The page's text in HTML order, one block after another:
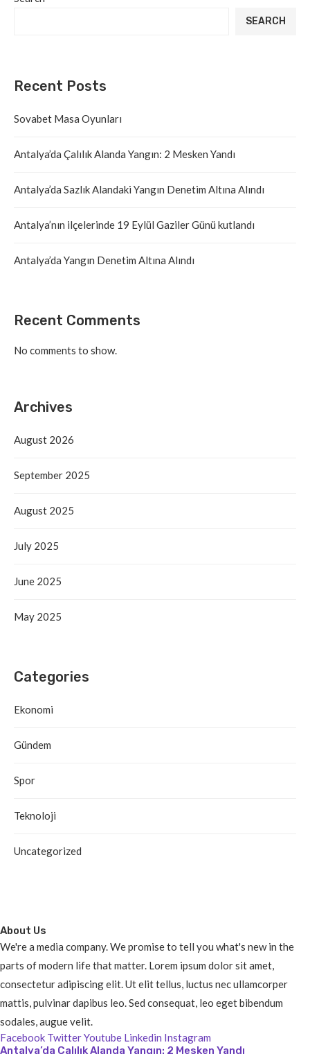
SEARCH
Recent Posts
Sovabet Masa Oyunları
Antalya’da Çalılık Alanda Yangın: 2 Mesken Yandı
Antalya’da Sazlık Alandaki Yangın Denetim Altına Alındı
Antalya’nın ilçelerinde 19 Eylül Gaziler Günü kutlandı
Antalya’da Yangın Denetim Altına Alındı
Recent Comments
No comments to show.
Archives
August 2026
September 2025
August 2025
July 2025
June 2025
May 2025
Categories
Ekonomi
Gündem
Spor
Teknoloji
Uncategorized
About Us
We're a media company. We promise to tell you what's new in the
parts of modern life that matter. Lorem ipsum dolor sit amet,
consectetur adipiscing elit. Ut elit tellus, luctus nec ullamcorper
mattis, pulvinar dapibus leo. Sed consequat, leo eget bibendum
sodales, augue velit.
Facebook TwitterYoutube Linkedin Instagram
Antalya’da Çalılık Alanda Yangın: 2 Mesken Yandı